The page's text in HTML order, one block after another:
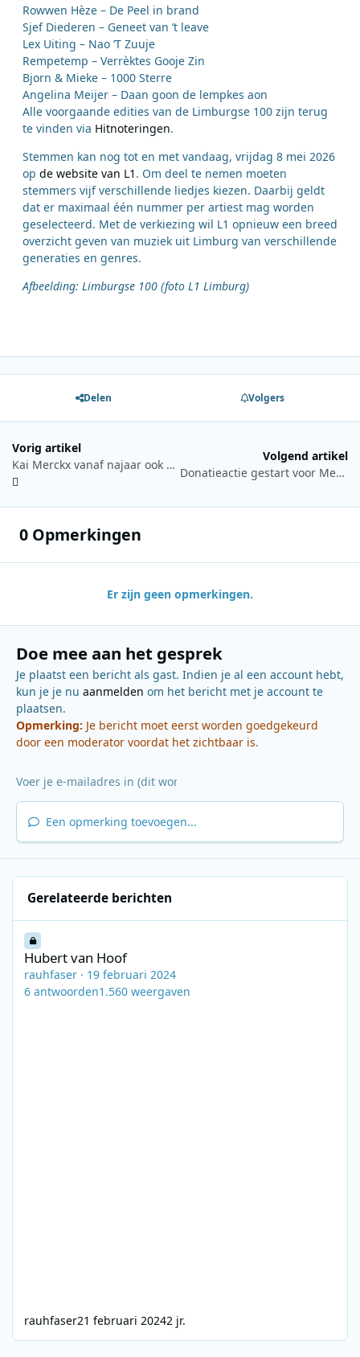
Rowwen Hèze – De Peel in brand
Sjef Diederen – Geneet van ’t leave
Lex Uiting – Nao ’T Zuuje
Rempetemp – Verrèktes Gooje Zin
Bjorn & Mieke – 1000 Sterre
Angelina Meijer – Daan goon de lempkes aon
Alle voorgaande edities van de Limburgse 100 zijn terug
te vinden via Hitnoteringen.
Stemmen kan nog tot en met vandaag, vrijdag 8 mei 2026
op de website van L1 . Om deel te nemen moeten
stemmers vijf verschillende liedjes kiezen. Daarbij geldt
dat er maximaal één nummer per artiest mag worden
geselecteerd. Met de verkiezing wil L1 opnieuw een breed
overzicht geven van muziek uit Limburg van verschillende
generaties en genres.
Afbeelding: Limburgse 100 (foto L1 Limburg)
Delen Volgers
Vorig artikel
Kai Merckx vanaf najaar ook op vrijdagochtend te horen op JOE
Volgend artikel
Donatieactie gestart voor MediaPages na claim rond beeldmateriaal
0 Opmerkingen
Er zijn geen opmerkingen.
Doe mee aan het gesprek
Je plaatst een bericht als gast. Indien je al een account hebt,
kun je je nu aanmelden om het bericht met je account te
plaatsen.
Opmerking: Je bericht moet eerst worden goedgekeurd
door een moderator voordat het zichtbaar is.
Een opmerking toevoegen...
Gerelateerde berichten
Hubert van Hoof
rauhfaser · 19 februari 2024
6 antwoorden1.560 weergaven
rauhfaser21 februari 20242 jr.